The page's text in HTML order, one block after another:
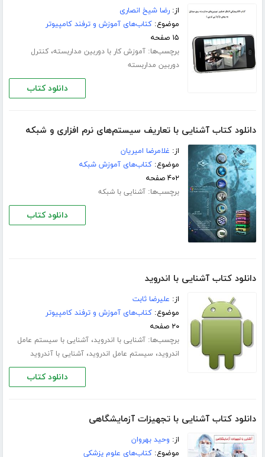
از:رضا شیخ انصاری
موضوع:کتاب‌های آموزش و ترفند کامپیوتر
۱۵ صفحه
برچسب‌ها:آموزش کار با دوربین مداربسته،کنترل
دوربین مداربسته
دانلود کتاب
دانلود کتاب آشنایی با تعاریف سیستم‌های نرم افزاری و شبکه
از: غلامرضا امیریان
موضوع:کتاب‌های آموزش شبکه
۴۰۲ صفحه
برچسب‌ها:آشنایی با شبکه
دانلود کتاب
دانلود کتاب آشنایی با اندروید
از: علیرضا ثابت
موضوع:کتاب‌های آموزش و ترفند کامپیوتر
۲۰ صفحه
برچسب‌ها:آشنایی با اندروید،آشنایی با سیستم عامل
اندروید، سیستم عامل اندروید،آشنایی با آندروید
دانلود کتاب
دانلود کتاب آشنایی با تجهیزات آزمایشگاهی
از: وحید بهروان
موضوع:کتاب‌های علوم پزشکی